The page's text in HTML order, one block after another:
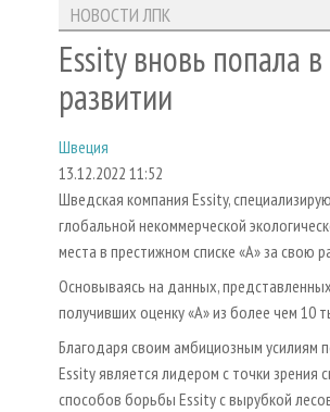
НОВОСТИ ЛПК
Essity вновь попала
развитии
Швеция
13.12.2022 11:52
Шведская компания Essity,
глобальной некоммерческой
места в престижном списке «A» за свою
Основываясь на данных,
получивших оценку «A» из более чем 10
Благодаря своим амбициозным усилиям
Essity является лидером с точки
способов борьбы Essity с вырубкой